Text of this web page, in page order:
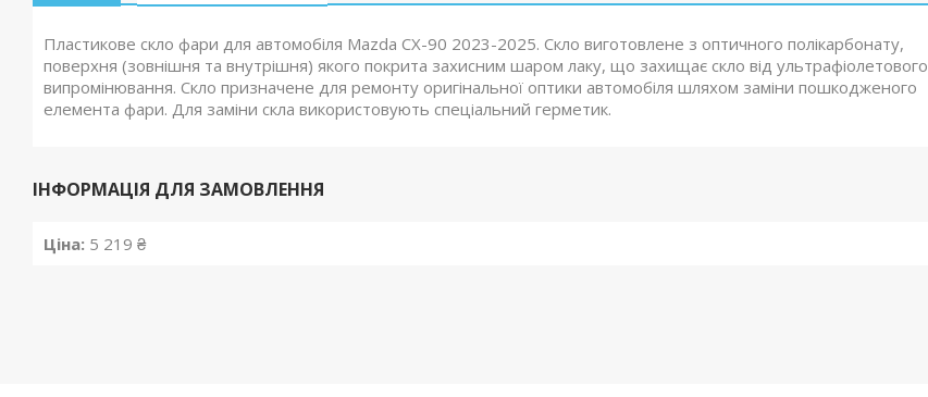
Пластикове скло фари для автомобіля Mazda CX-90 2023-2025. Скло виготовлене з оптичного полікарбонату,
поверхня (зовнішня та внутрішня) якого покрита захисним шаром лаку, що захищає скло від ультрафіолетового
випромінювання. Скло призначене для ремонту оригінальної оптики автомобіля шляхом заміни пошкодженого
елемента фари. Для заміни скла використовують спеціальний герметик.
ІНФОРМАЦІЯ ДЛЯ ЗАМОВЛЕННЯ
Ціна: 5 219 ₴